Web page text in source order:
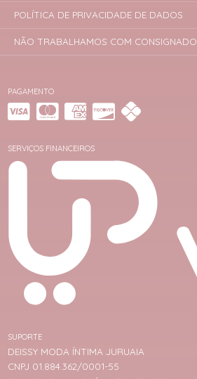
PAGAMENTO
SERVIÇOS FINANCEIROS
SUPORTE
DEISSY MODA ÍNTIMA JURUAIA
CNPJ 01.884.362/0001-55
POLÍTICA DE PRIVACIDADE DE DADOS
NÃO TRABALHAMOS COM CONSIGNADO